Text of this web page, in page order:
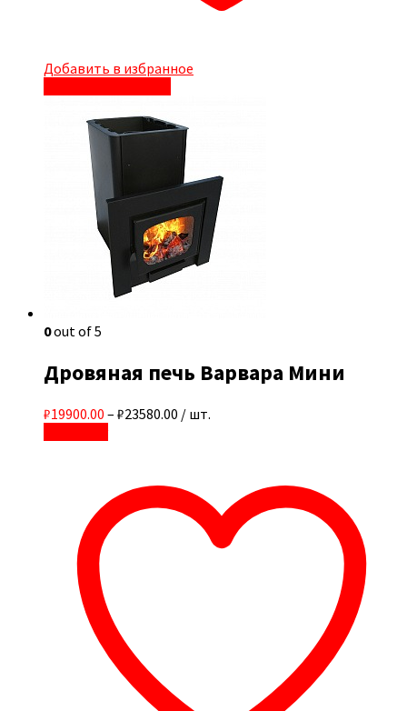
Добавить в избранное
0out of 5
Дровяная печь Варвара Мини
₽19900.00 – ₽23580.00 / шт.